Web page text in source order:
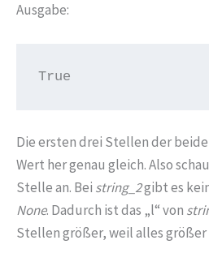
Ausgabe:
True
Die ersten drei Stellen der
Wert her genau gleich. Also
Stelle an. Bei string_2gibt es
None. Dadurch ist das „l“ von
Stellen größer, weil alles größer